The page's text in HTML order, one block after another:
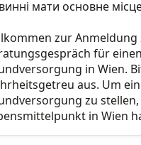
мати основне
zur Anmeldung
für
in Wien.
aus. Um
zu
in Wien